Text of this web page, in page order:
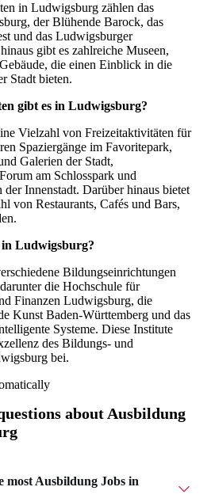
in Ludwigsburg zählen das
der Blühende Barock, das
und das Ludwigsburger
gibt es zahlreiche Museen,
die einen Einblick in die
Stadt bieten.
gibt es in Ludwigsburg?
Vielzahl von Freizeitaktivitäten für
Spaziergänge im Favoritepark,
Galerien der Stadt,
am Schlosspark und
Innenstadt. Darüber hinaus bietet
von Restaurants, Cafés und Bars,
in Ludwigsburg?
Bildungseinrichtungen
die Hochschule für
Finanzen Ludwigsburg, die
Kunst Baden-Württemberg und das
Systeme. Diese Institute
des Bildungs- und
bei.
about Ausbildung
most Ausbildung Jobs in